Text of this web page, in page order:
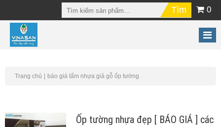
0
Trang chủ báo giá tấm nhựa giả gỗ ốp tường
Ốp tường nhựa đẹp [ BÁO GIÁ ] các